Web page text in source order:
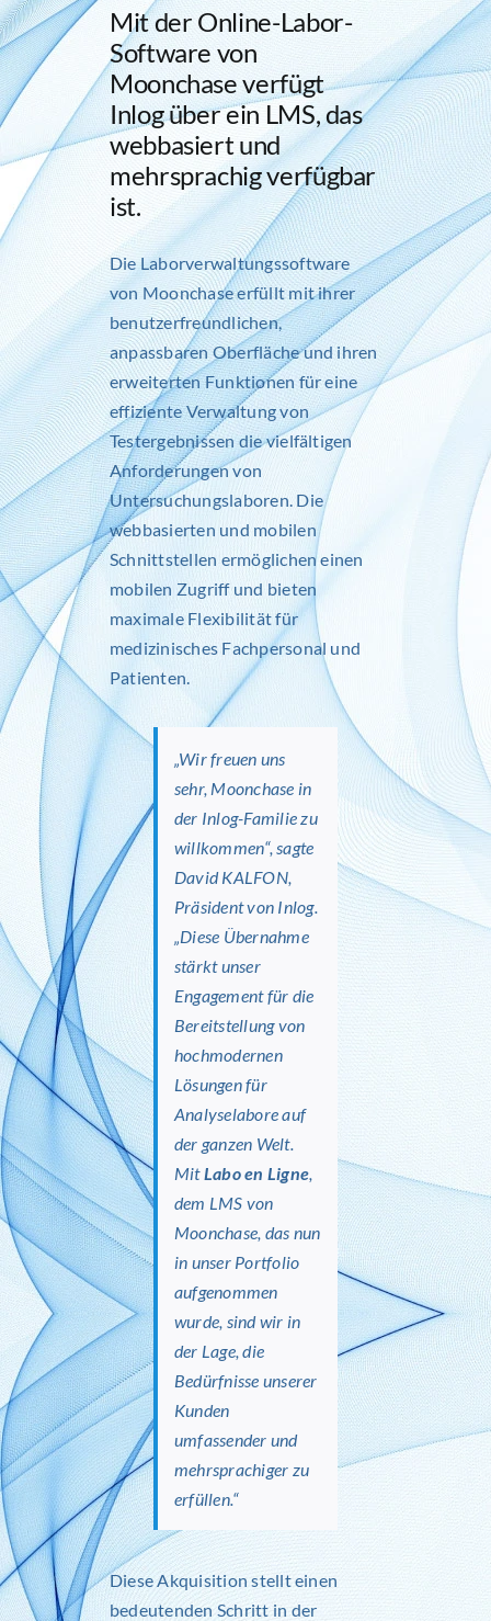
Mit der Online-Labor-
Software von
Moonchase verfügt
Inlog über ein LMS, das
webbasiert und
mehrsprachig verfügbar
ist.
Die Laborverwaltungssoftware
von Moonchase erfüllt mit ihrer
benutzerfreundlichen,
anpassbaren Oberfläche und ihren
erweiterten Funktionen für eine
effiziente Verwaltung von
Testergebnissen die vielfältigen
Anforderungen von
Untersuchungslaboren. Die
webbasierten und mobilen
Schnittstellen ermöglichen einen
mobilen Zugriff und bieten
maximale Flexibilität für
medizinisches Fachpersonal und
Patienten.
„Wir freuen uns
sehr, Moonchase in
der Inlog-Familie zu
willkommen“, sagte
David KALFON,
Präsident von Inlog.
„Diese Übernahme
stärkt unser
Engagement für die
Bereitstellung von
hochmodernen
Lösungen für
Analyselabore auf
der ganzen Welt.
MitLabo en Ligne
dem LMS von
Moonchase, das nun
in unser Portfolio
aufgenommen
wurde, sind wir in
der Lage, die
Bedürfnisse unserer
Kunden
umfassender und
mehrsprachiger zu
erfüllen.“
Diese Akquisition stellt einen
bedeutenden Schritt in der